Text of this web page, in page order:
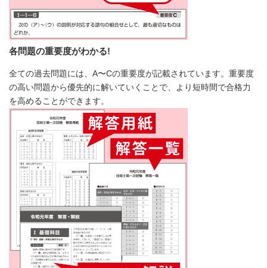
各問題の重要度がわかる!
全ての過去問題には、A〜Cの重要度が記載されています。重要度
の高い問題から優先的に解いていくことで、より短時間で合格力
を高めることができます。